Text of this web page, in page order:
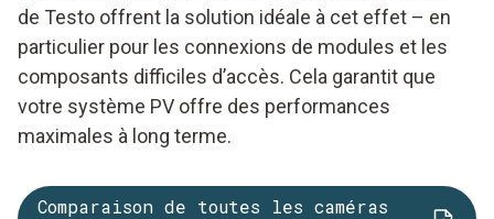
de Testo offrent la solution idéale à cet effet – en
particulier pour les connexions de modules et les
composants difficiles d’accès. Cela garantit que
votre système PV offre des performances
maximales à long terme.
Comparaison de toutes les caméras